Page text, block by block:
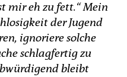
mir eh zu fett.“ Mein
der Jugend
ignoriere solche
schlagfertig zu
bleibt